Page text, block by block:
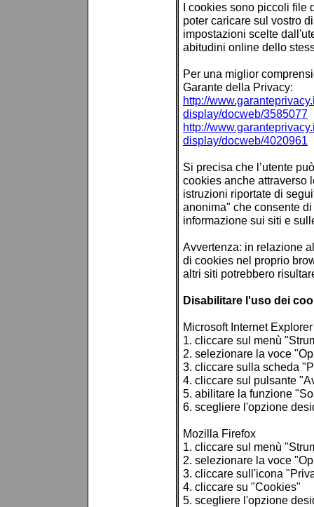
I cookies sono piccoli file
poter caricare sul vostro
impostazioni scelte
abitudini online dello
Per una miglior
Garante della Privacy:
http://
display/docweb/3585077
http://
display/docweb/4020961
Si precisa che l’utente
cookies anche attraverso
istruzioni riportate di
anonima" che consente
informazione sui siti e
Avvertenza: in relazione
di cookies nel proprio
altri siti potrebbero
Disabilitare l'uso dei
Microsoft Internet Explorer
1. cliccare sul menù
2. selezionare la voce
3. cliccare sulla scheda
4. cliccare sul pulsante
5. abilitare la funzione
6. scegliere l'opzione
Mozilla Firefox
1. cliccare sul menù
2. selezionare la voce
3. cliccare sull'icona
4. cliccare su "Cookies"
5. scegliere l'opzione